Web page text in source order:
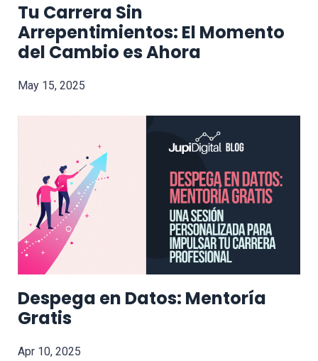
Tu Carrera Sin
Arrepentimientos: El Momento
del Cambio es Ahora
May 15, 2025
Despega en Datos: Mentoría
Gratis
Apr 10, 2025